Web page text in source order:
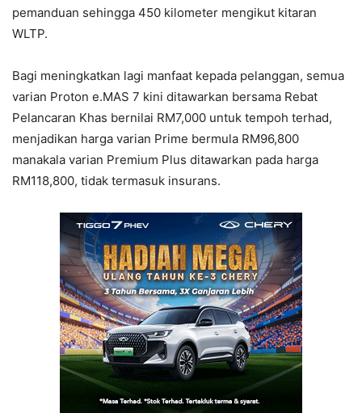
pemanduan sehingga 450 kilometer mengikut kitaran
WLTP.
Bagi meningkatkan lagi manfaat kepada pelanggan, semua
varian Proton e.MAS 7 kini ditawarkan bersama Rebat
Pelancaran Khas bernilai RM7,000 untuk tempoh terhad,
menjadikan harga varian Prime bermula RM96,800
manakala varian Premium Plus ditawarkan pada harga
RM118,800, tidak termasuk insurans.